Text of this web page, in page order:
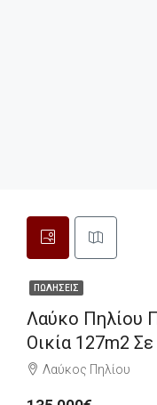
ΠΩΛΉΣΕΙΣ
Λαύκο Πηλίου
Οικία 127m2
Λαύκος Πηλίου